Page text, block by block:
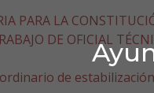
PARA LA
DE OFICIAL
de